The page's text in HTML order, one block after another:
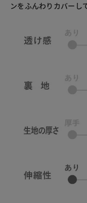
ンをふんわりカバーし